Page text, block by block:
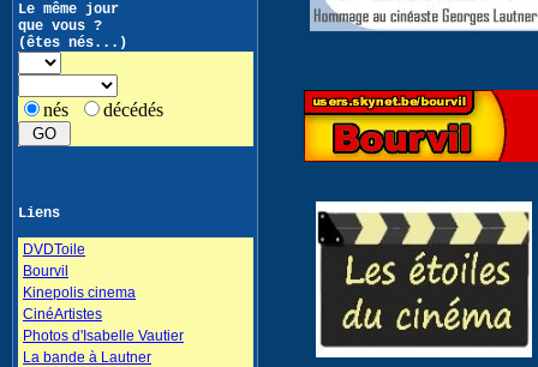
Le même jour
que vous ?
(êtes nés...)
nés décédés
Liens
DVDToile
Bourvil
Kinepolis cinema
CinéArtistes
Photos d'Isabelle Vautier
La bande à Lautner